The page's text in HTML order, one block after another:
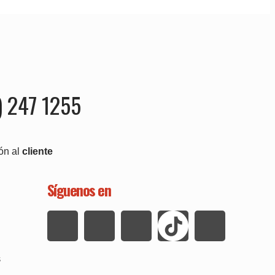
247 1255
al cliente
Síguenos en